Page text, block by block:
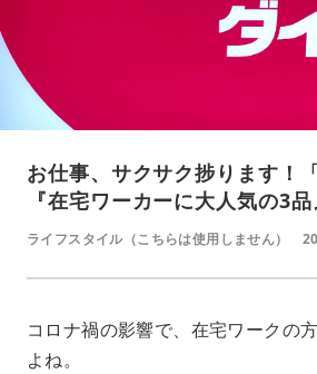
お仕事、サクサク捗ります！
『在宅ワーカーに大人気の3品
ライフスタイル（こちらは使用しません）
コロナ禍の影響で、在宅ワークの
よね。